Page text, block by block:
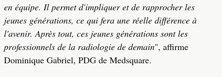
en équipe. Il permet d'impliquer et de rapprocher les
jeunes générations, ce qui fera une réelle différence à
l'avenir. Après tout, ces jeunes générations sont les
professionnels de la radiologie de demain", affirme
Dominique Gabriel, PDG de Medsquare.